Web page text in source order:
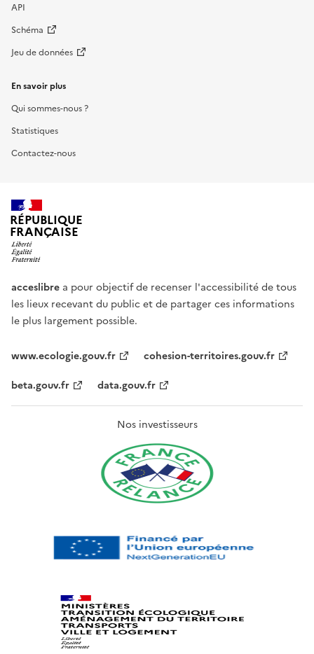
API
Schéma
Jeu de données
En savoir plus
Qui sommes-nous ?
Statistiques
Contactez-nous
RÉPUBLIQUE
FRANÇAISE
acceslibre a pour objectif de recenser l'accessibilité de tous
les lieux recevant du public et de partager ces informations
le plus largement possible.
www.ecologie.gouv.fr
cohesion-territoires.gouv.fr
beta.gouv.fr
data.gouv.fr
Nos investisseurs